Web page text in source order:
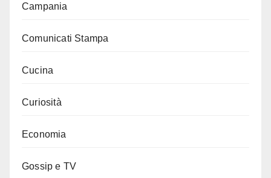
Campania
Comunicati Stampa
Cucina
Curiosità
Economia
Gossip e TV